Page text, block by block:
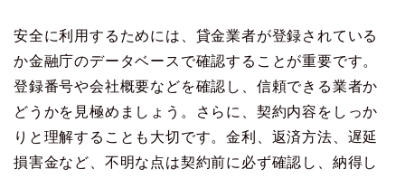
安全に利用するためには、貸金業者が登録されている
か金融庁のデータベースで確認することが重要です。
登録番号や会社概要などを確認し、信頼できる業者か
どうかを見極めましょう。さらに、契約内容をしっか
りと理解することも大切です。金利、返済方法、遅延
損害金など、不明な点は契約前に必ず確認し、納得し